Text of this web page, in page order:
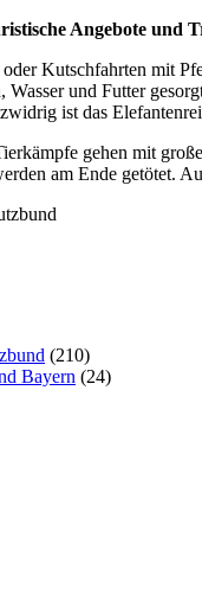
Angebote und
Kutschfahrten mit
Wasser und Futter
ist das
gehen mit
am Ende getötet.
(210)
Bayern (24)